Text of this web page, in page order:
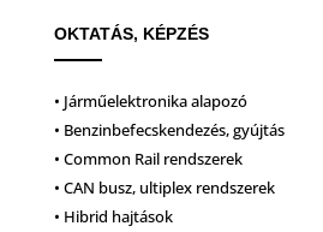
OKTATÁS, KÉPZÉS
• Járműelektronika alapozó
• Benzinbefecskendezés, gyújtás
• Common Rail rendszerek
• CAN busz, ultiplex rendszerek
• Hibrid hajtások